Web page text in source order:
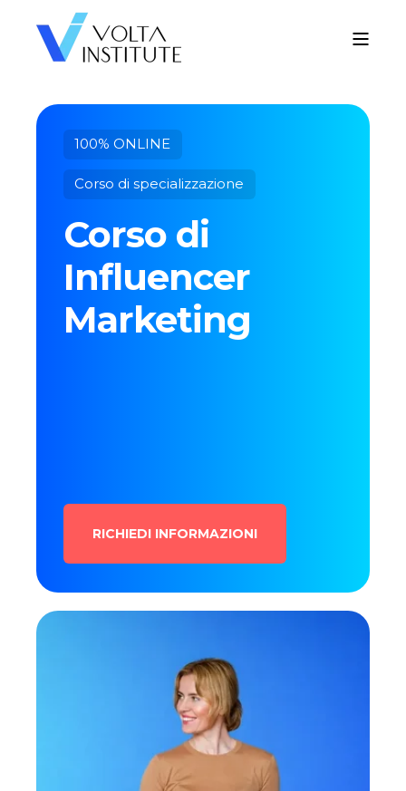
100% ONLINE
Corso di specializzazione
Corso di
Influencer
Marketing
RICHIEDI INFORMAZIONI